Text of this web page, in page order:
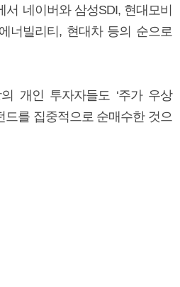
서 네이버와 삼성SDI, 현대모비
너빌리티, 현대차 등의 순으로
개인 투자자들도 ‘주가 우상
드를 집중적으로 순매수한 것으